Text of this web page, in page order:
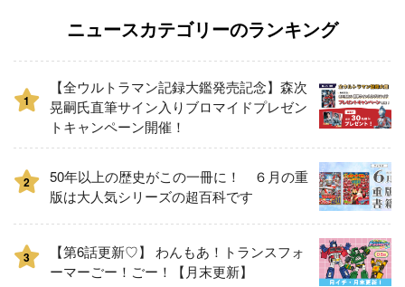
ニュースカテゴリーのランキング
1
【全ウルトラマン記録大鑑発売記念】森次
晃嗣氏直筆サイン入りブロマイドプレゼン
トキャンペーン開催！
2
50年以上の歴史がこの一冊に！ ６月の重
版は大人気シリーズの超百科です
3
【第6話更新♡】 わんもあ！トランスフォ
ーマーごー！ごー！【月末更新】